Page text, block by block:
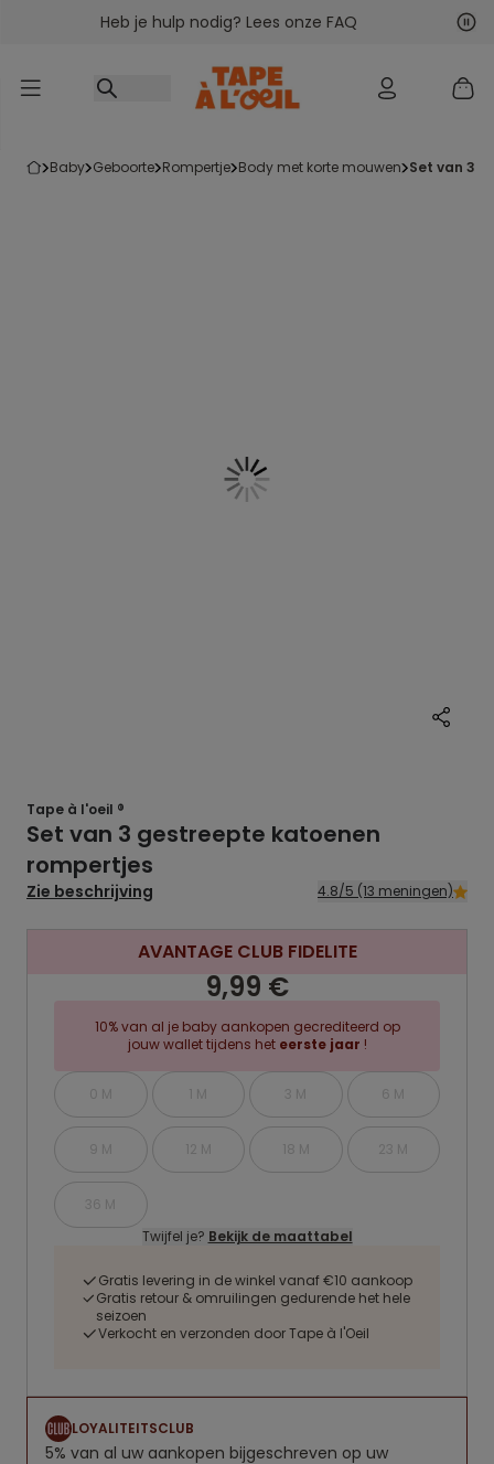
Ga naar inhoudHeb je hulp nodig? Lees onze FAQ
baby geboorte rompertje body met korte mouwen set van 3
Tape à l'oeil ®
Set van 3 gestreepte katoenen
rompertjes
Zie beschrijving 4.8/5 (13 meningen)
AVANTAGE CLUB FIDELITE
9,99 €
10% van al je baby aankopen gecrediteerd op
jouw wallet tijdens het eerste jaar !
0 M 1 M 3 M 6 M
9 M 12 M 18 M 23 M
36 M
Twijfel je? Bekijk de maattabel
Gratis levering in de winkel vanaf €10 aankoop
Gratis retour & omruilingen gedurende het hele
seizoen
Verkocht en verzonden door Tape à l'Oeil
LOYALITEITSCLUB
5% van al uw aankopen bijgeschreven op uw